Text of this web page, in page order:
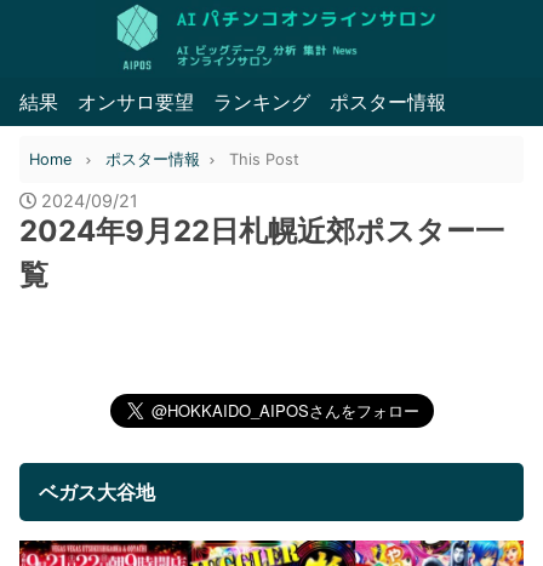
結果 オンサロ要望 ランキング ポスター情報
Home ポスター情報 This Post
2024/09/21
2024年9月22日札幌近郊ポスター一
覧
ベガス大谷地